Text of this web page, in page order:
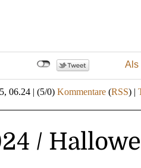
Als
06.24 | (5/0) Kommentare (RSS) |
/